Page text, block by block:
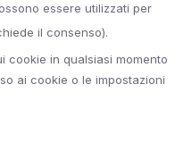
essere utilizzati per
il consenso).
cookie in qualsiasi momento
ai cookie o le impostazioni